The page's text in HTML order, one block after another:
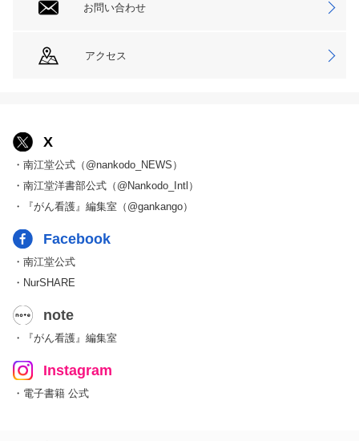
お問い合わせ
アクセス
X
・南江堂公式（@nankodo_NEWS）
・南江堂洋書部公式（@Nankodo_Intl）
・『がん看護』編集室（@gankango）
Facebook
・南江堂公式
・NurSHARE
note
・『がん看護』編集室
Instagram
・電子書籍 公式